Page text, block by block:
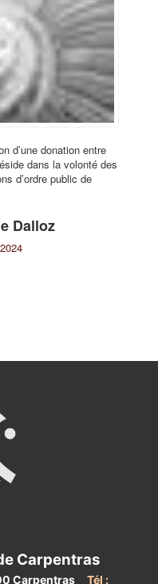
d’une donation entre
dans la volonté des
d’ordre public de
Dalloz
Carpentras
Carpentras Tél :